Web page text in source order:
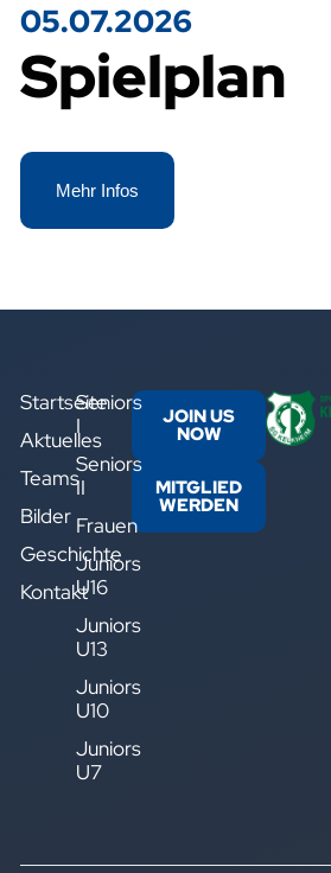
05.07.2026
Spielplan
Mehr Infos
Startseite
Aktuelles
Teams
Bilder
Geschichte
Kontakt
Seniors
I
Seniors
II
Frauen
Juniors
U16
Juniors
U13
Juniors
U10
Juniors
U7
JOIN US
NOW
MITGLIED
WERDEN